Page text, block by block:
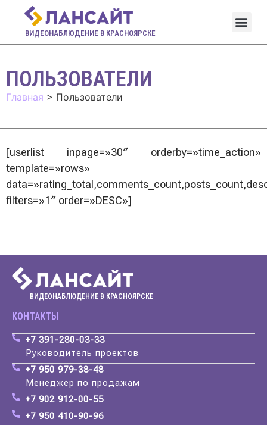
ВИДЕОНАБЛЮДЕНИЕ В КРАСНОЯРСКЕ
ПОЛЬЗОВАТЕЛИ
Главная > Пользователи
[userlist inpage=»30″ orderby=»time_action»
template=»rows»
filters=»1″ order=»DESC»]
ВИДЕОНАБЛЮДЕНИЕ В КРАСНОЯРСКЕ
КОНТАКТЫ
+7 391-280-03-33
Руководитель проектов
+7 950 979-38-48
Менеджер по продажам
+7 902 912-00-55
+7 950 410-90-96